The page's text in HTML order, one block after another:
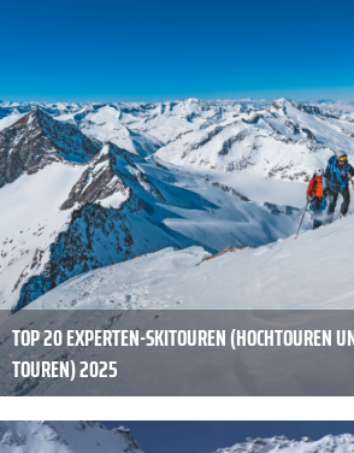
TOP 20 EXPERTEN-SKITOUREN (HOCHTOUREN
TOUREN) 2025